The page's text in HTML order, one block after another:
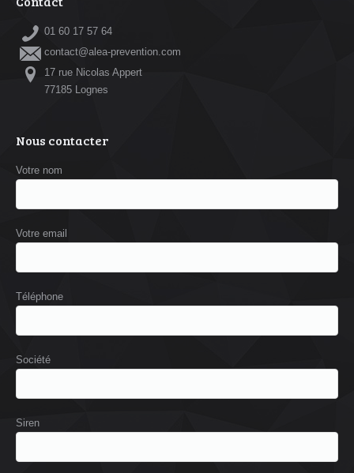
01 60 17 57 64
contact@alea-prevention.com
17 rue Nicolas Appert
77185 Lognes
Nous contacter
Votre nom
Votre email
Téléphone
Société
Siren